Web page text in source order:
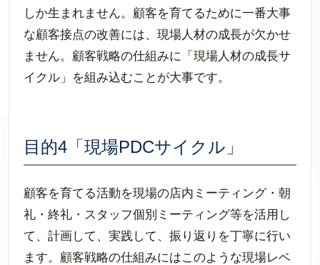
しか生まれません。顧客を育てるために一番大事
な顧客接点の改善には、現場人材の成長が欠かせ
ません。顧客戦略の仕組みに「現場人材の成長サ
イクル」を組み込むことが大事です。
目的4「現場PDCサイクル」
顧客を育てる活動を現場の店内ミーティング・朝
礼・終礼・スタッフ個別ミーティング等を活用し
て、計画して、実践して、振り返りを丁寧に行い
ます。顧客戦略の仕組みにはこのような現場レベ